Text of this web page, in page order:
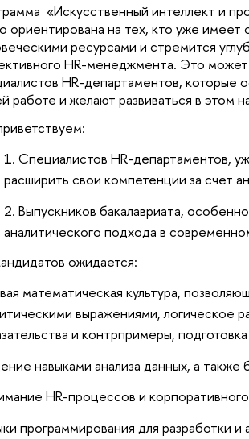
«Искусственный интеллект и
ориентирована на тех, кто уже имеет
ресурсами и стремится
HR-менеджмента. Это может
HR-департаментов, которые
работе и желают развиваться в этом
Специалистов HR-департаментов,
расширить свои компетенции за счет
Выпускников бакалавриата,
аналитического подхода в
ожидается:
математическая культура,
выражениями, логическое
и контрпримеры,
навыками анализа данных, а также
HR-процессов и
программирования для разработки и